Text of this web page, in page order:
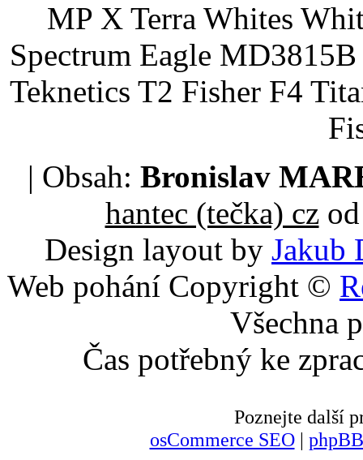
MP X Terra Whites
Spectrum Eagle
Teknetics T2 Fisher F4
| Obsah: Bronislav
hantec (tečka) czod
Design layout by Jakub
Web pohání Copyright ©
Všechna
Čas potřebný ke
Poznejte další
osCommerce SEO|